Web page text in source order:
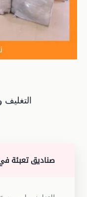
صناديق تعبئة